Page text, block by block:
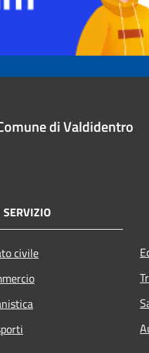
di Valdidentro
SERVIZIO
civile